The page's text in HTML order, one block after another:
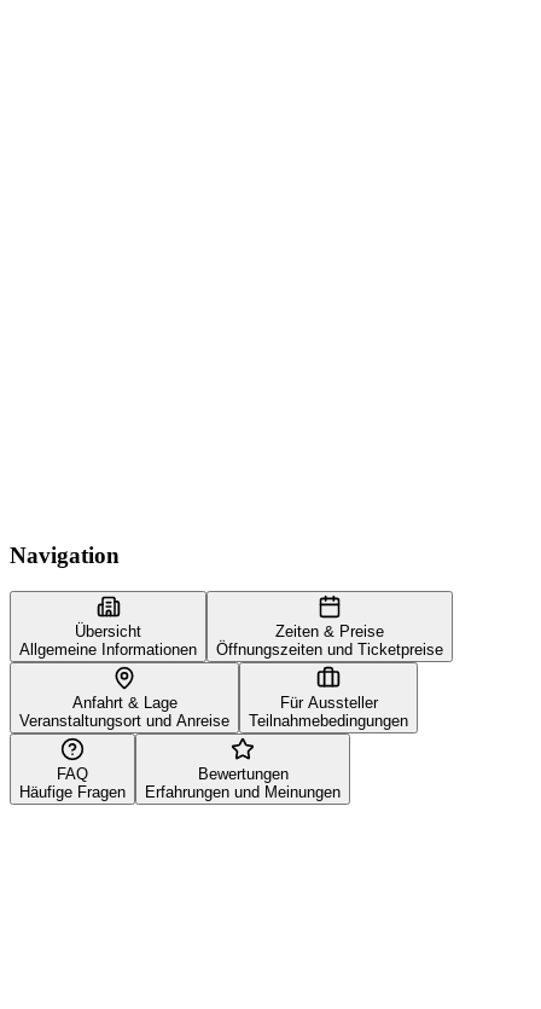
Navigation
Übersicht
Allgemeine Informationen
Zeiten & Preise
Öffnungszeiten und Ticketpreise
Anfahrt & Lage
Veranstaltungsort und Anreise
Für Aussteller
Teilnahmebedingungen
FAQ
Häufige Fragen
Bewertungen
Erfahrungen und Meinungen